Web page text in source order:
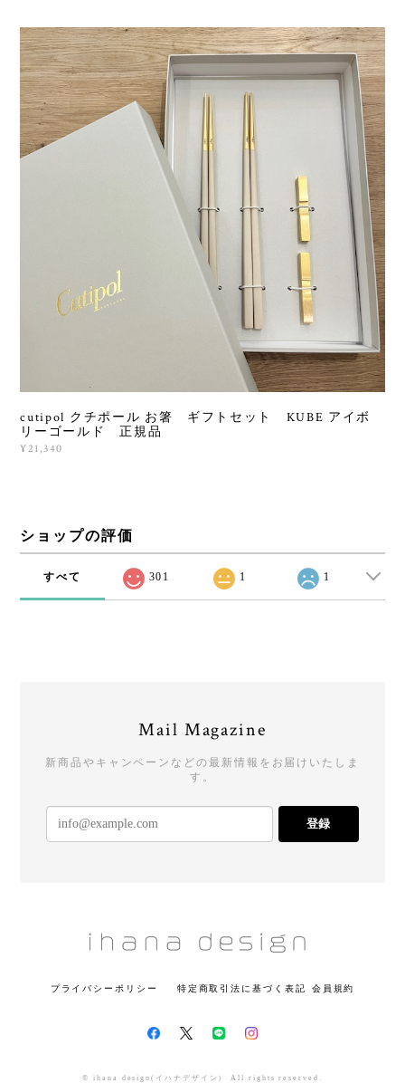
cutipol クチポール お箸 ギフトセット KUBE アイボ
リーゴールド 正規品
¥21,340
ショップの評価
すべて 301 1 1
Mail Magazine
新商品やキャンペーンなどの最新情報をお届けいたしま
す。
登録
プライバシーポリシー 特定商取引法に基づく表記 会員規約
© ihana design(イハナデザイン） All rights reserved.